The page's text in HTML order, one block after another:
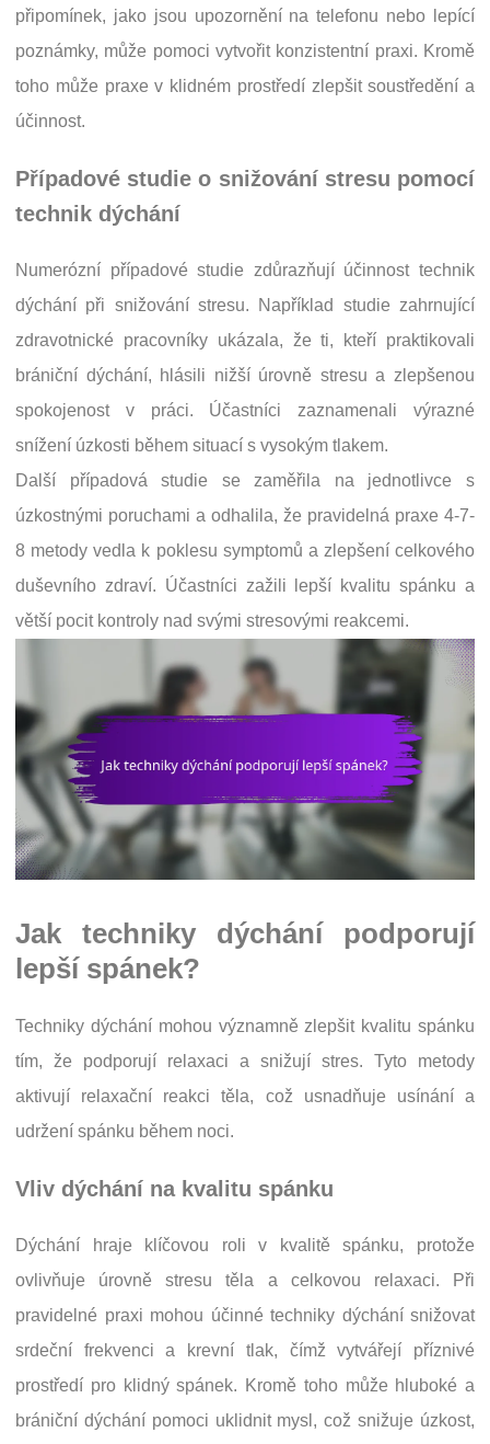
připomínek, jako jsou upozornění na telefonu nebo lepící
poznámky, může pomoci vytvořit konzistentní praxi. Kromě
toho může praxe v klidném prostředí zlepšit soustředění a
účinnost.
Případové studie o snižování stresu pomocí
technik dýchání
Numerózní případové studie zdůrazňují účinnost technik
dýchání při snižování stresu. Například studie zahrnující
zdravotnické pracovníky ukázala, že ti, kteří praktikovali
brániční dýchání, hlásili nižší úrovně stresu a zlepšenou
spokojenost v práci. Účastníci zaznamenali výrazné
snížení úzkosti během situací s vysokým tlakem.
Další případová studie se zaměřila na jednotlivce s
úzkostnými poruchami a odhalila, že pravidelná praxe 4-7-
8 metody vedla k poklesu symptomů a zlepšení celkového
duševního zdraví. Účastníci zažili lepší kvalitu spánku a
větší pocit kontroly nad svými stresovými reakcemi.
Jak techniky dýchání podporují
lepší spánek?
Techniky dýchání mohou významně zlepšit kvalitu spánku
tím, že podporují relaxaci a snižují stres. Tyto metody
aktivují relaxační reakci těla, což usnadňuje usínání a
udržení spánku během noci.
Vliv dýchání na kvalitu spánku
Dýchání hraje klíčovou roli v kvalitě spánku, protože
ovlivňuje úrovně stresu těla a celkovou relaxaci. Při
pravidelné praxi mohou účinné techniky dýchání snižovat
srdeční frekvenci a krevní tlak, čímž vytvářejí příznivé
prostředí pro klidný spánek. Kromě toho může hluboké a
brániční dýchání pomoci uklidnit mysl, což snižuje úzkost,